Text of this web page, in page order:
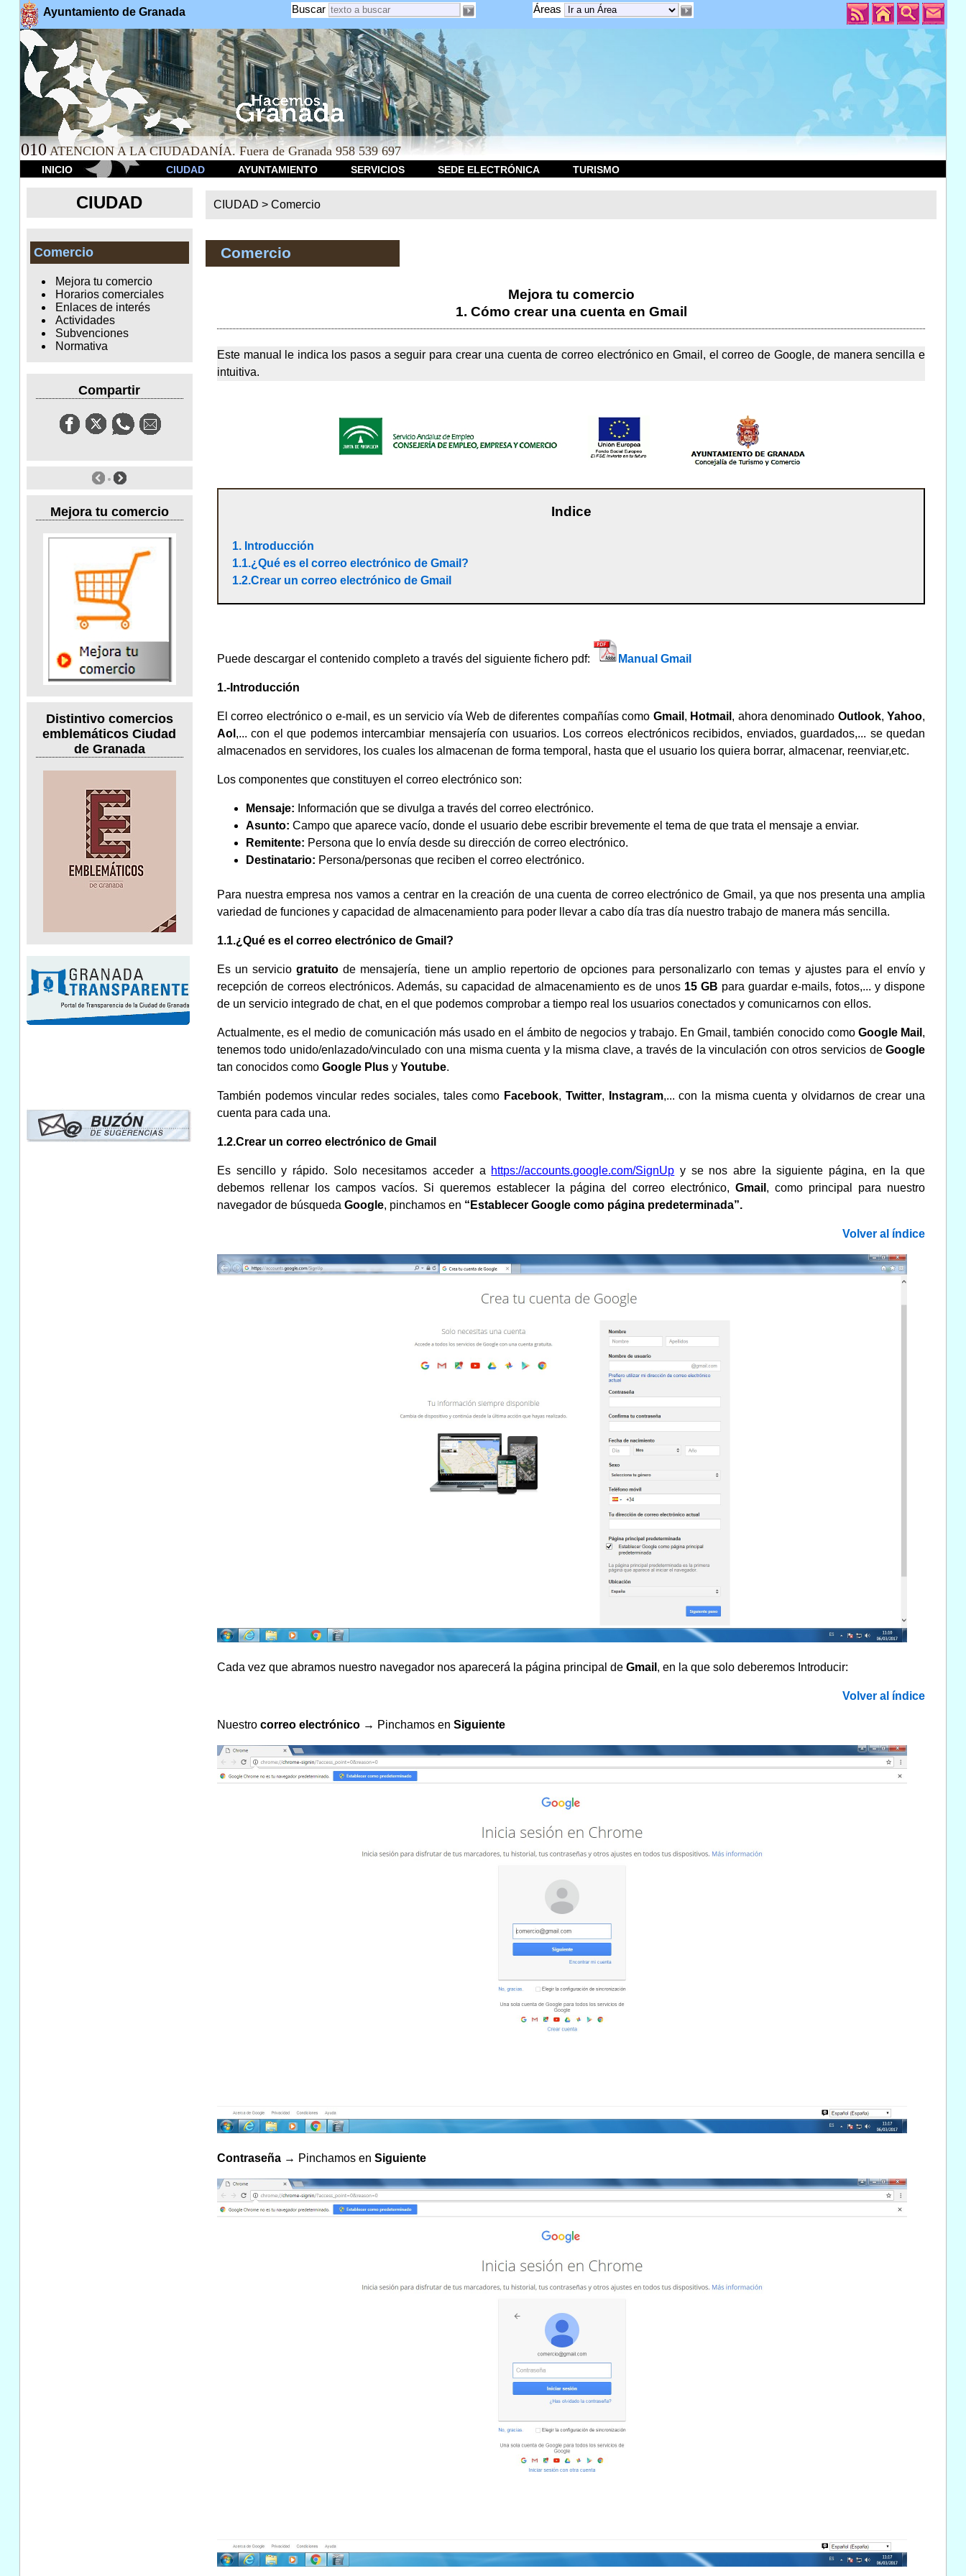
Ayuntamiento de Granada Áreas
Buscar
010 ATENCION A LA CIUDADANÍA. Fuera de Granada 958 539 697
INICIO CIUDAD AYUNTAMIENTO SERVICIOS SEDE ELECTRÓNICA TURISMO
CIUDAD
Comercio
Mejora tu comercio
Horarios comerciales
Enlaces de interés
Actividades
Subvenciones
Normativa
Compartir
Mejora tu comercio
Distintivo comercios
emblemáticos Ciudad
de Granada
CIUDAD >Comercio
Comercio
Mejora tu comercio
1. Cómo crear una cuenta en Gmail
Este manual le indica los pasos a seguir para crear una cuenta de correo electrónico en Gmail, el correo de Google, de manera sencilla e
intuitiva.
Indice
1. Introducción
1.1.¿Qué es el correo electrónico de Gmail?
1.2.Crear un correo electrónico de Gmail
Puede descargar el contenido completo a través del siguiente fichero pdf: Manual Gmail
1.-Introducción
El correo electrónico o e-mail, es un servicio vía Web de diferentes compañías como Gmail , Hotmail , ahora denominado Outlook,Yahoo,
Aol ,... con el que podemos intercambiar mensajería con usuarios. Los correos electrónicos recibidos, enviados, guardados,... se quedan
almacenados en servidores, los cuales los almacenan de forma temporal, hasta que el usuario los quiera borrar, almacenar, reenviar,etc.
Los componentes que constituyen el correo electrónico son:
Mensaje: Información que se divulga a través del correo electrónico.
Asunto: Campo que aparece vacío, donde el usuario debe escribir brevemente el tema de que trata el mensaje a enviar.
Remitente: Persona que lo envía desde su dirección de correo electrónico.
Destinatario: Persona/personas que reciben el correo electrónico.
Para nuestra empresa nos vamos a centrar en la creación de una cuenta de correo electrónico de Gmail, ya que nos presenta una amplia
variedad de funciones y capacidad de almacenamiento para poder llevar a cabo día tras día nuestro trabajo de manera más sencilla.
1.1.¿Qué es el correo electrónico de Gmail?
Es un serviciogratuito de mensajería, tiene un amplio repertorio de opciones para personalizarlo con temas y ajustes para el envío y
recepción de correos electrónicos. Además, su capacidad de almacenamiento es de unos 15 GB para guardar e-mails, fotos,... y dispone
de un servicio integrado de chat, en el que podemos comprobar a tiempo real los usuarios conectados y comunicarnos con ellos.
Actualmente, es el medio de comunicación más usado en el ámbito de negocios y trabajo. En Gmail, también conocido como Google Mail ,
tenemos todo unido/enlazado/vinculado con una misma cuenta y la misma clave, a través de la vinculación con otros servicios deGoogle
tan conocidos como Google Plusy Youtube.
También podemos vincular redes sociales, tales como Facebook, Twitter, Instagram,... con la misma cuenta y olvidarnos de crear una
cuenta para cada una.
1.2.Crear un correo electrónico de Gmail
Es sencillo y rápido. Solo necesitamos acceder a https://accounts.google.com/SignUp y se nos abre la siguiente página, en la que
debemos rellenar los campos vacíos. Si queremos establecer la página del correo electrónico,Gmail , como principal para nuestro
navegador de búsqueda Google, pinchamos en “Establecer Google como página predeterminada”.
Volver al índice
Cada vez que abramos nuestro navegador nos aparecerá la página principal de Gmail , en la que solo deberemos Introducir:
Volver al índice
Nuestro correo electrónico→ Pinchamos en Siguiente
Contraseña→ Pinchamos en Siguiente